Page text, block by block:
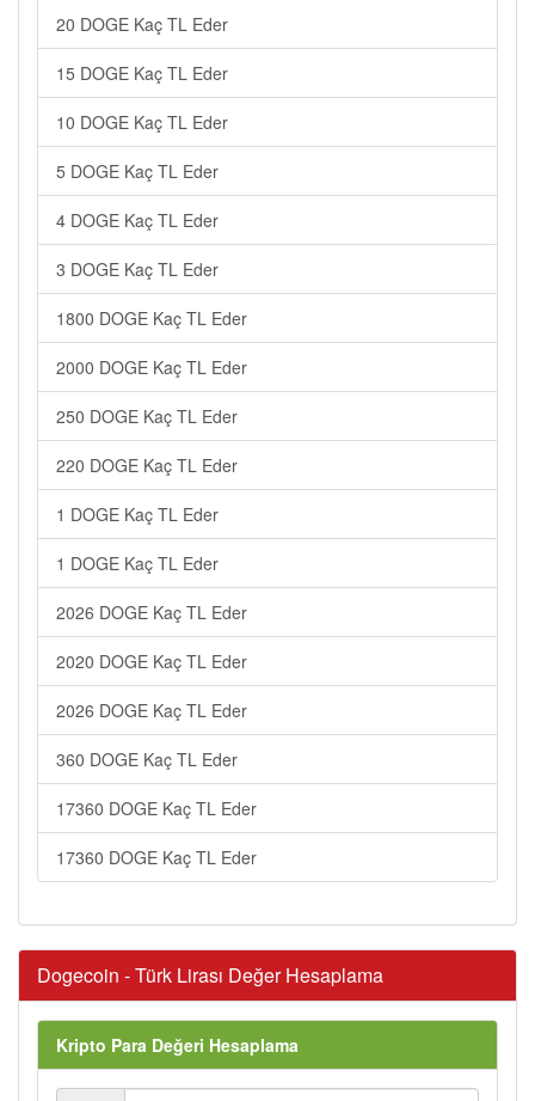
20 DOGE Kaç TL Eder
15 DOGE Kaç TL Eder
10 DOGE Kaç TL Eder
5 DOGE Kaç TL Eder
4 DOGE Kaç TL Eder
3 DOGE Kaç TL Eder
1800 DOGE Kaç TL Eder
2000 DOGE Kaç TL Eder
250 DOGE Kaç TL Eder
220 DOGE Kaç TL Eder
1 DOGE Kaç TL Eder
1 DOGE Kaç TL Eder
2026 DOGE Kaç TL Eder
2020 DOGE Kaç TL Eder
2026 DOGE Kaç TL Eder
360 DOGE Kaç TL Eder
17360 DOGE Kaç TL Eder
17360 DOGE Kaç TL Eder
Dogecoin - Türk Lirası Değer Hesaplama
Kripto Para Değeri Hesaplama